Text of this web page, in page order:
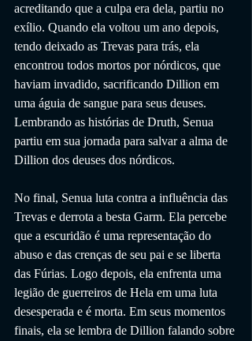
acreditando que a culpa era dela, partiu no
exílio. Quando ela voltou um ano depois,
tendo deixado as Trevas para trás, ela
encontrou todos mortos por nórdicos, que
haviam invadido, sacrificando Dillion em
uma águia de sangue para seus deuses.
Lembrando as histórias de Druth, Senua
partiu em sua jornada para salvar a alma de
Dillion dos deuses dos nórdicos.
No final, Senua luta contra a influência das
Trevas e derrota a besta Garm. Ela percebe
que a escuridão é uma representação do
abuso e das crenças de seu pai e se liberta
das Fúrias. Logo depois, ela enfrenta uma
legião de guerreiros de Hela em uma luta
desesperada e é morta. Em seus momentos
finais, ela se lembra de Dillion falando sobre